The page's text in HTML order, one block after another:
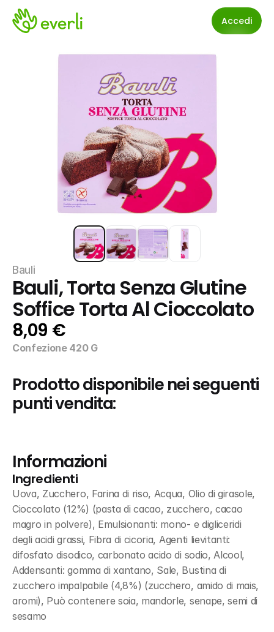
Accedi
Bauli
Bauli, Torta Senza Glutine
Soffice Torta Al Cioccolato
8,09 €
Confezione 420 G
Prodotto disponibile nei seguenti
punti vendita:
Informazioni
Ingredienti
Uova, Zucchero, Farina di riso, Acqua, Olio di girasole,
Cioccolato (12%) (pasta di cacao, zucchero, cacao
magro in polvere), Emulsionanti: mono- e digliceridi
degli acidi grassi, Fibra di cicoria, Agenti lievitanti:
difosfato disodico, carbonato acido di sodio, Alcool,
Addensanti: gomma di xantano, Sale, Bustina di
zucchero impalpabile (4,8%) (zucchero, amido di mais,
aromi), Può contenere soia, mandorle, senape, semi di
sesamo